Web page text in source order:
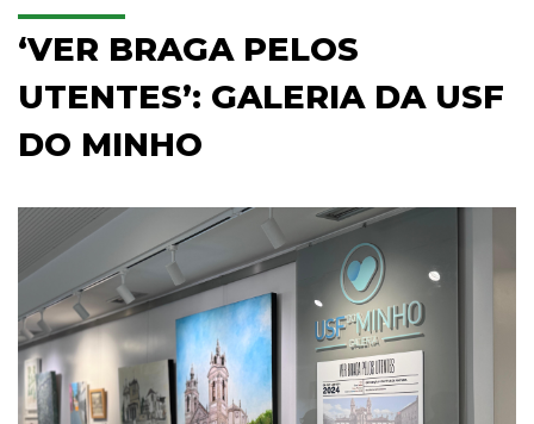
‘VER BRAGA PELOS
UTENTES’: GALERIA DA USF
DO MINHO